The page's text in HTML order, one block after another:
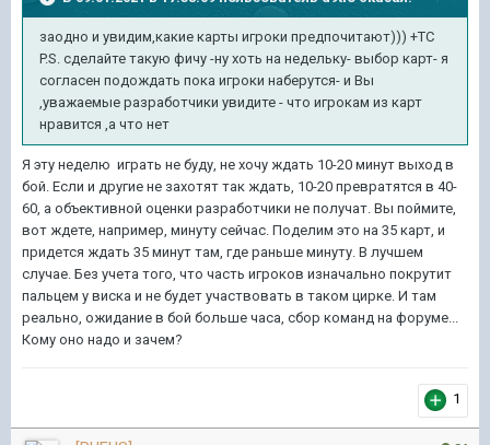
заодно и увидим,какие карты игроки предпочитают))) +ТС
P.S. сделайте такую фичу -ну хоть на недельку- выбор карт- я
согласен подождать пока игроки наберутся- и Вы
,уважаемые разработчики увидите - что игрокам из карт
нравится ,а что нет
Я эту неделю играть не буду, не хочу ждать 10-20 минут выход в
бой. Если и другие не захотят так ждать, 10-20 превратятся в 40-
60, а объективной оценки разработчики не получат. Вы поймите,
вот ждете, например, минуту сейчас. Поделим это на 35 карт, и
придется ждать 35 минут там, где раньше минуту. В лучшем
случае. Без учета того, что часть игроков изначально покрутит
пальцем у виска и не будет участвовать в таком цирке. И там
реально, ожидание в бой больше часа, сбор команд на форуме...
Кому оно надо и зачем?
1